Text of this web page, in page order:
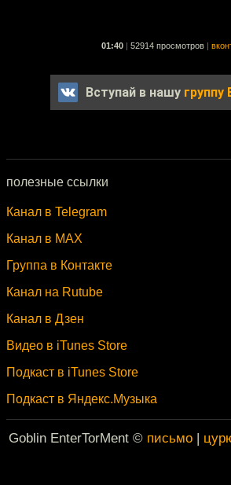
01:40 52914 просмотров
Вступай в нашу группу
полезные ссылки
Канал в Telegram
Канал в MAX
Группа в Контакте
Канал на Rutube
Канал в Дзен
Видео в iTunes Store
Подкаст в iTunes Store
Подкаст в Яндекс.Музыка
Goblin EnterTorMent © письмо |